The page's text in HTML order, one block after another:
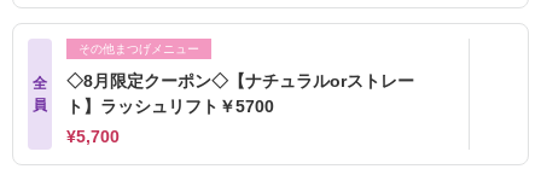
全
員
その他まつげメニュー
◇8月限定クーポン◇【ナチュラルorストレー
ト】ラッシュリフト￥5700
¥5,700